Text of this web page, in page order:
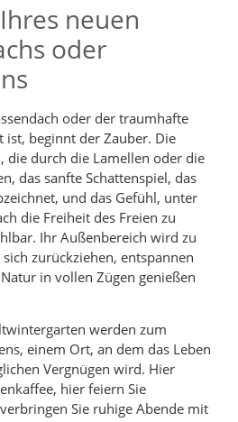
neuen
oder
oder der traumhafte
beginnt der Zauber. Die
die durch die Lamellen oder die
das sanfte Schattenspiel, das
und das Gefühl, unter
die Freiheit des Freien zu
Ihr Außenbereich wird zu
zurückziehen, entspannen
in vollen Zügen genießen
werden zum
einem Ort, an dem das Leben
Vergnügen wird. Hier
hier feiern Sie
Sie ruhige Abende mit